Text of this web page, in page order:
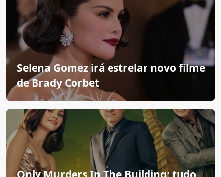
Selena Gomez irá estrelar novo filme
de Brady Corbet
Only Murders In The Building: tudo